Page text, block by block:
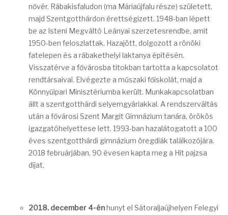
nővér. Rábakisfaludon (ma Máriaújfalu része) született,
majd Szentgotthárdon érettségizett. 1948-ban lépett
be az Isteni Megváltó Leányai szerzetesrendbe, amit
1950-ben feloszlattak. Hazajött, dolgozott a rönöki
fatelepen és a rábakethelyi laktanya építésén.
Visszatérve a fővárosba titokban tartotta a kapcsolatot
rendtársaival. Elvégezte a műszaki főiskolát, majd a
Könnyűipari Minisztériumba került. Munkakapcsolatban
állt a szentgotthárdi selyemgyáriakkal. A rendszerváltás
után a fővárosi Szent Margit Gimnázium tanára, örökös
igazgatóhelyettese lett. 1993-ban hazalátogatott a 100
éves szentgotthárdi gimnázium öregdiák találkozójára.
2018 februárjában, 90 évesen kapta meg a Hit pajzsa
díjat.
2018. december 4-énhunyt el Sátoraljaújhelyen Felegyi